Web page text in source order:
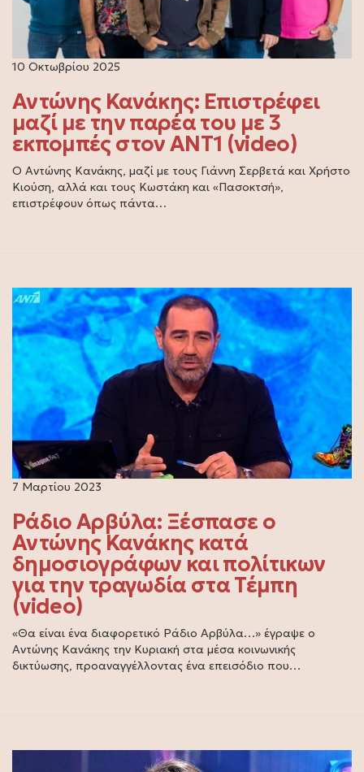
10 Οκτωβρίου 2025
Αντώνης Κανάκης: Επιστρέφει
μαζί με την παρέα του με 3
εκπομπές στον ANT1 (video)
Ο Αντώνης Κανάκης, μαζί με τους Γιάννη Σερβετά και Χρήστο
Κιούση, αλλά και τους Κωστάκη και «Πασοκτσή»,
επιστρέφουν όπως πάντα…
7 Μαρτίου 2023
Ράδιο Αρβύλα: Ξέσπασε ο
Αντώνης Κανάκης κατά
δημοσιογράφων και πολίτικων
για την τραγωδία στα Τέμπη
(video)
«Θα είναι ένα διαφορετικό Ράδιο Αρβύλα…» έγραψε ο
Αντώνης Κανάκης την Κυριακή στα μέσα κοινωνικής
δικτύωσης, προαναγγέλλοντας ένα επεισόδιο που…